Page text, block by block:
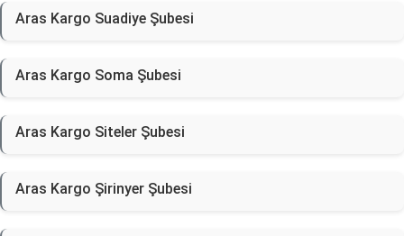
Aras Kargo Suadiye Şubesi
Aras Kargo Soma Şubesi
Aras Kargo Siteler Şubesi
Aras Kargo Şirinyer Şubesi